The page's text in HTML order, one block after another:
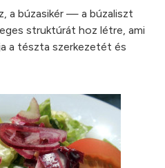
a búzasikér — a búzaliszt
struktúrát hoz létre, ami
a tészta szerkezetét és